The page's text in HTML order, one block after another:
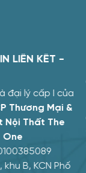
1
NỘI THẤT HỮU THỊNH
DO SỞ KẾ HOẠCH
TIỀN GIANG CẤP NGÀY
Hùng, phường